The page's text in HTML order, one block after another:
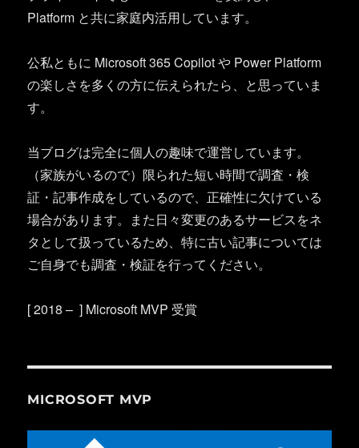
Platform と共に家庭内活用しています。
公私ともに Microsoft 365 Copilot や Power Platform
の楽しさを多くの方に伝えられたら、と思っていま
す。
当ブログは完全に個人の趣味で運営しています。
（家族がいるので）限られた短い時間で調査・検
証・記事作成をしているので、正確性に欠けている
場合があります。また日々変更のあるサービスをネ
タとして扱っているため、特に古い記事については
ご自身でも調査・検証を行ってください。
[ 2018 – ] Microsoft MVP 受賞
MICROSOFT MVP